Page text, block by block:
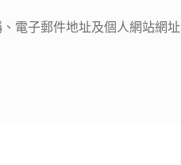
電子郵件地址及個人網站網